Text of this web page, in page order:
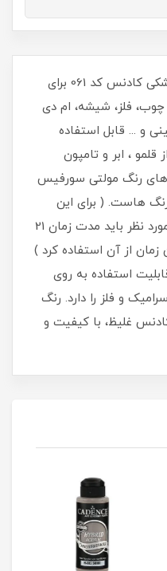
رنگ مولتی سورفیس 120میل مشکی کادنس کد 061 برای
فلز، شیشه، ام دی
و ... قابل استفاده
، ابر و تامپون
های رنگ مولتی سورفیس
هاست. ( برای این
ویژگی بعد از رنگ آمیزی سطح مورد نظر باید مدت زمان 21
از آن استفاده کرد )
استفاده به روی
و فلز را دارد. رنگ
غلیظ، با کیفیت و